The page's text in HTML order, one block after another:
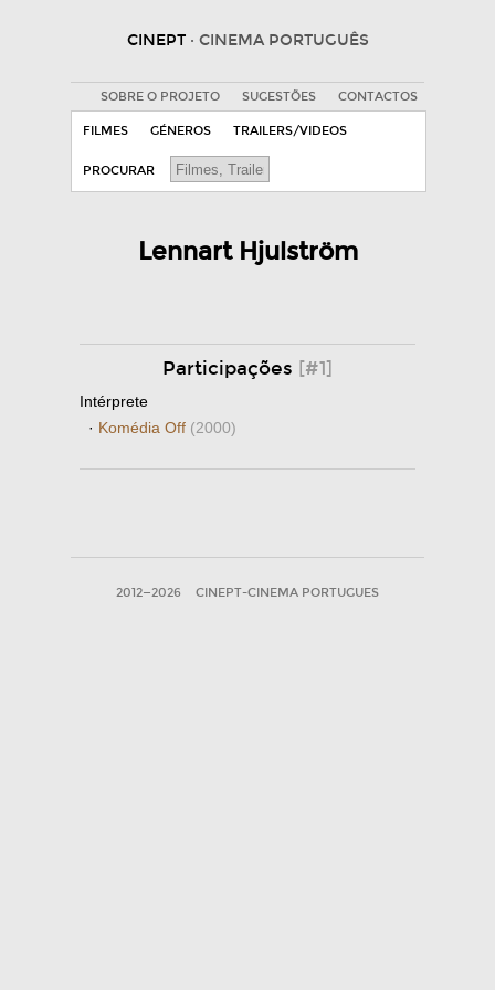
CINEPT · CINEMA PORTUGUÊS
SOBRE O PROJETO SUGESTÕES CONTACTOS
FILMES GÉNEROS TRAILERS/VIDEOS
PROCURAR
Lennart Hjulström
Participações [#1]
Intérprete
· Komédia Off (2000)
2012—2026 CINEPT-CINEMA PORTUGUES